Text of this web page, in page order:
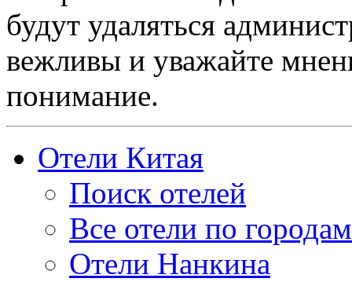
будут удаляться
вежливы и уважайте
понимание.
Отели Китая
Поиск отелей
Все отели по городам
Отели Нанкина